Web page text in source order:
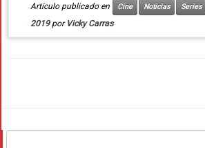
Artículo publicado en Cine Noticias Series
2019 por Vicky Carras